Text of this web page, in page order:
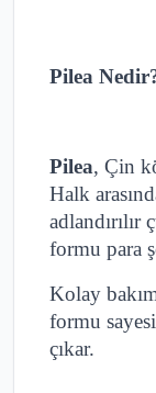
Pilea
Pilea, Çin
Halk
adlandırılır
formu para
Kolay
formu
çıkar.